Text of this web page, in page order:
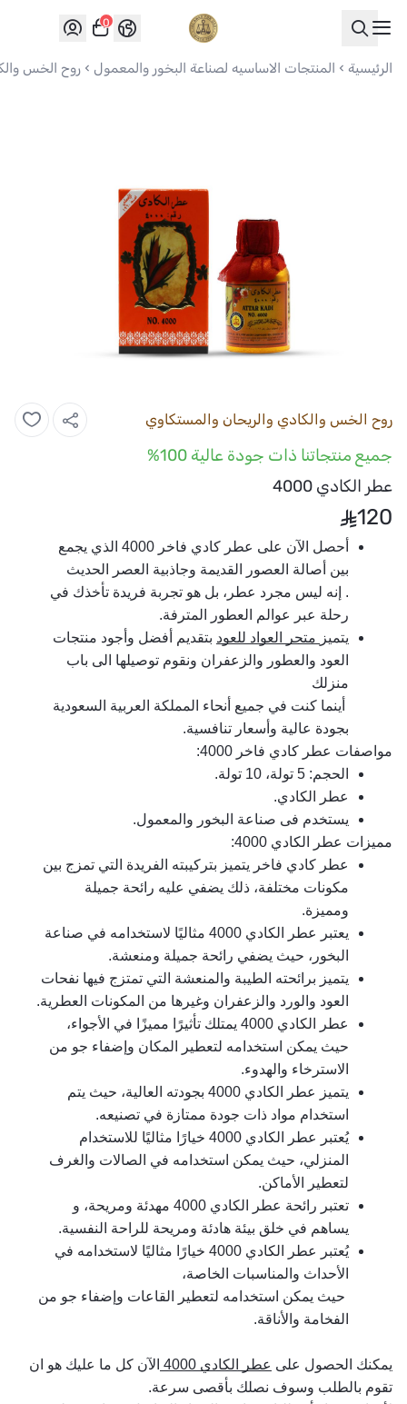
العواد للعود
0
الرئيسية المنتجات الاساسيه لصناعة البخور والمعمول روح الخس
روح الخس والكادي والريحان والمستكاوي
جميع منتجاتنا ذات جودة عالية 100%
عطر الكادي 4000
120
بين أصالة العصور القديمة وجاذبية العصر الحديث
رحلة عبر عوالم العطور المترفة.
يتميز متجر العواد للعود
منزلك
بجودة عالية وأسعار تنافسية.
مواصفات عطر كادي فاخر 4000
:
الحجم: 5 تولة، 10 تولة.
عطر الكادي.
يستخدم فى صناعة البخور والمعمول.
مميزات عطر الكادي 4000:
ومميزة.
البخور، حيث يضفي رائحة جميلة ومنعشة.
العود والورد والزعفران وغيرها من المكونات العطرية.
الاسترخاء والهدوء.
استخدام مواد ذات جودة ممتازة في تصنيعه.
لتعطير الأماكن.
يساهم في خلق بيئة هادئة ومريحة للراحة النفسية.
الأحداث والمناسبات الخاصة،
الفخامة والأناقة.
يمكنك الحصول على عطر الكادي 4000
تقوم بالطلب وسوف نصلك بأقصى سرعة.